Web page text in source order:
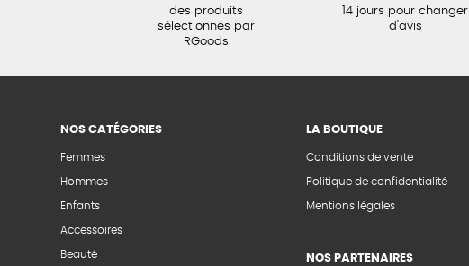
des produits
sélectionnés par
RGoods
14 jours pour changer
d'avis
NOS CATÉGORIES
Femmes
Hommes
Enfants
Accessoires
Beauté
LA BOUTIQUE
Conditions de vente
Politique de confidentialité
Mentions légales
NOS PARTENAIRES